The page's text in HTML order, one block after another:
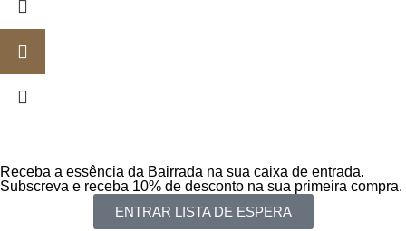
Receba a essência da Bairrada na sua caixa de entrada.
Subscreva e receba 10% de desconto na sua primeira compra.
ENTRAR LISTA DE ESPERA